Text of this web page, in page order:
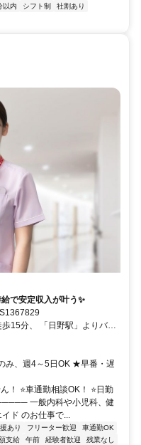
以内 シフト制
社割あり
で安定収入が叶う✨
15分、 「日野駅」よりバス
み、週4～5日OK ★早番・遅
！ ⭐車通勤相談OK！ ⭐日勤
一般内科や小児科、健
ド のお仕事で...
あり フリーター歓迎
車通勤OK
支給 午前 経験者歓迎
残業なし